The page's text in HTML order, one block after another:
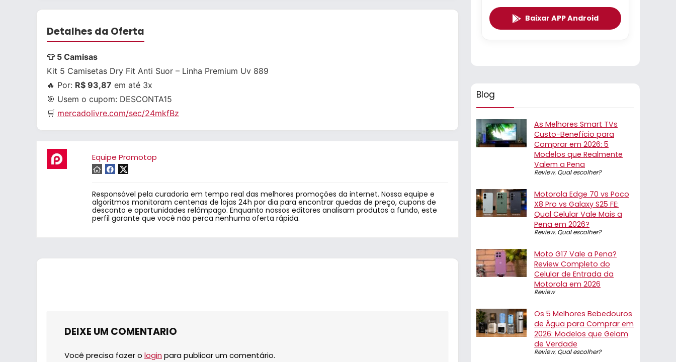
Detalhes da Oferta
👕 5 Camisas
Kit 5 Camisetas Dry Fit Anti Suor – Linha Premium Uv 889
🔥 Por: R$ 93,87 em até 3x
🎯 Usem o cupom: DESCONTA15
🛒 mercadolivre.com/sec/24mkfBz
Equipe Promotop
Responsável pela curadoria em tempo real das melhores promoções da internet. Nossa equipe e
algoritmos monitoram centenas de lojas 24h por dia para encontrar quedas de preço, cupons de
desconto e oportunidades relâmpago. Enquanto nossos editores analisam produtos a fundo, este
perfil garante que você não perca nenhuma oferta rápida.
DEIXE UM COMENTARIO
Você precisa fazer o login para publicar um comentário.
Baixar APP Android
Blog
As Melhores Smart TVs
Custo-Benefício para
Comprar em 2026: 5
Modelos que Realmente
Valem a Pena
Review, Qual escolher?
Motorola Edge 70 vs Poco
X8 Pro vs Galaxy S25 FE:
Qual Celular Vale Mais a
Pena em 2026?
Review, Qual escolher?
Moto G17 Vale a Pena?
Review Completo do
Celular de Entrada da
Motorola em 2026
Review
Os 5 Melhores Bebedouros
de Água para Comprar em
2026: Modelos que Gelam
de Verdade
Review, Qual escolher?